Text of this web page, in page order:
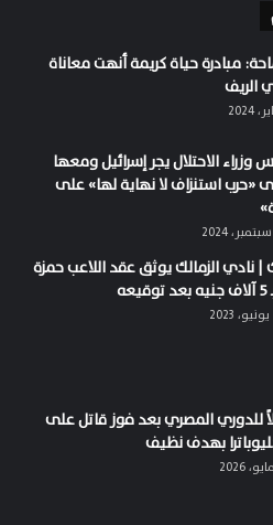
مبادرة حياة كريمة أنهت معاناة
الريف
وزراء الاحتلال يجر إسرائيل ومعها
«حرب استنزاف لا نهاية لها» على
| نادي الزمالك يوثق عقد اللاعب حمزة
للدوري المصري بعد فوز قاتل على
بهدف نظيف